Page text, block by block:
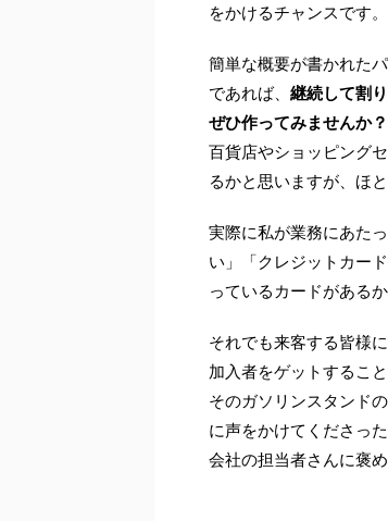
をかけるチャンスです。
簡単な概要が書かれた
であれば、 継続して割
ぜひ作ってみませんか？
百貨店やショッピング
るかと思いますが、ほ
実際に私が業務にあた
い」「クレジットカー
っているカードがある
それでも来客する皆様
加入者をゲットすること
そのガソリンスタンド
に声をかけてくださった
会社の担当者さんに褒め